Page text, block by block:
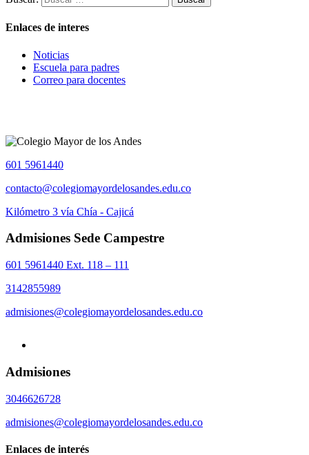
Enlaces de interes
Noticias
Escuela para padres
Correo para docentes
601 5961440
contacto@colegiomayordelosandes.edu.co
Kilómetro 3 vía Chía - Cajicá
Admisiones Sede Campestre
601 5961440 Ext. 118 – 111
3142855989
admisiones@colegiomayordelosandes.edu.co
Admisiones
3046626728
admisiones@colegiomayordelosandes.edu.co
Enlaces de interés